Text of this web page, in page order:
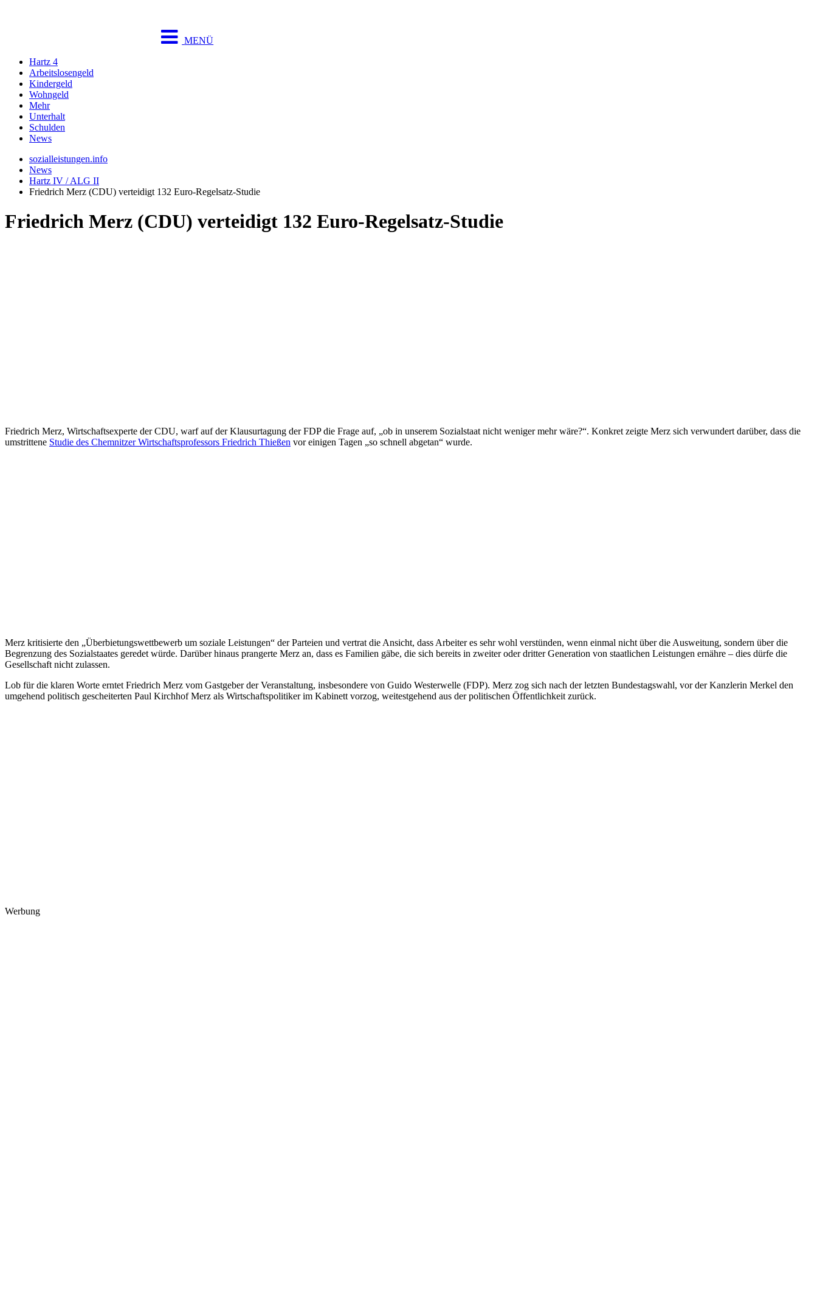
MENÜ
Hartz 4
Arbeitslosengeld
Kindergeld
Wohngeld
Mehr
Unterhalt
Schulden
News
sozialleistungen.info
News
Hartz IV / ALG II
Friedrich Merz (CDU) verteidigt 132 Euro-Regelsatz-Studie
Friedrich Merz (CDU) verteidigt 132 Euro-Regelsatz-Studie
Friedrich Merz, Wirtschaftsexperte der CDU, warf auf der Klausurtagung der FDP die Frage auf, „ob in unserem Sozialstaat nicht weniger mehr wäre?“. Konkret zeigte Merz sich verwundert darüber, dass die
umstrittene Studie des Chemnitzer Wirtschaftsprofessors Friedrich Thießen vor einigen Tagen „so schnell abgetan“ wurde.
Merz kritisierte den „Überbietungswettbewerb um soziale Leistungen“ der Parteien und vertrat die Ansicht, dass Arbeiter es sehr wohl verstünden, wenn einmal nicht über die Ausweitung, sondern über die
Begrenzung des Sozialstaates geredet würde. Darüber hinaus prangerte Merz an, dass es Familien gäbe, die sich bereits in zweiter oder dritter Generation von staatlichen Leistungen ernähre – dies dürfe die
Gesellschaft nicht zulassen.
Lob für die klaren Worte erntet Friedrich Merz vom Gastgeber der Veranstaltung, insbesondere von Guido Westerwelle (FDP). Merz zog sich nach der letzten Bundestagswahl, vor der Kanzlerin Merkel den
umgehend politisch gescheiterten Paul Kirchhof Merz als Wirtschaftspolitiker im Kabinett vorzog, weitestgehend aus der politischen Öffentlichkeit zurück.
Werbung